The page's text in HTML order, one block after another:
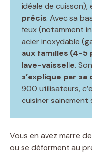
idéale de cuisson),
précis. Avec sa
feux (notamment
acier inoxydable
aux familles (4-5
lave-vaisselle.
s’explique par sa
900 utilisateurs,
cuisiner sainement
Vous en avez marre
ou se déforment au